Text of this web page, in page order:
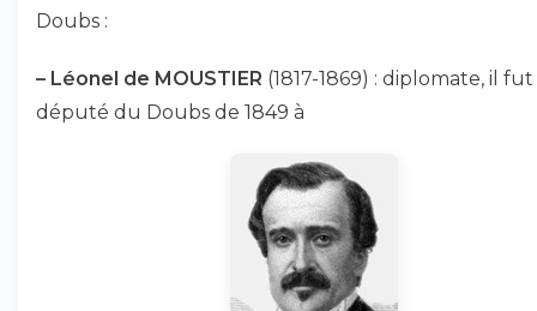
Doubs :
– Léonel de MOUSTIER (1817-1869) : diplomate, il fut
député du Doubs de 1849 à